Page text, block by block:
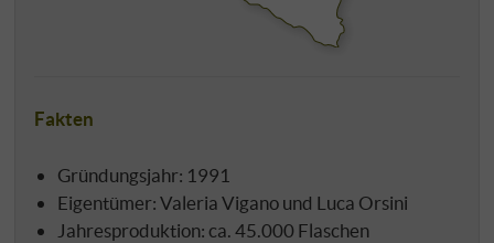
Fakten
Gründungsjahr: 1991
Eigentümer: Valeria Vigano und Luca Orsini
Jahresproduktion: ca. 45.000 Flaschen